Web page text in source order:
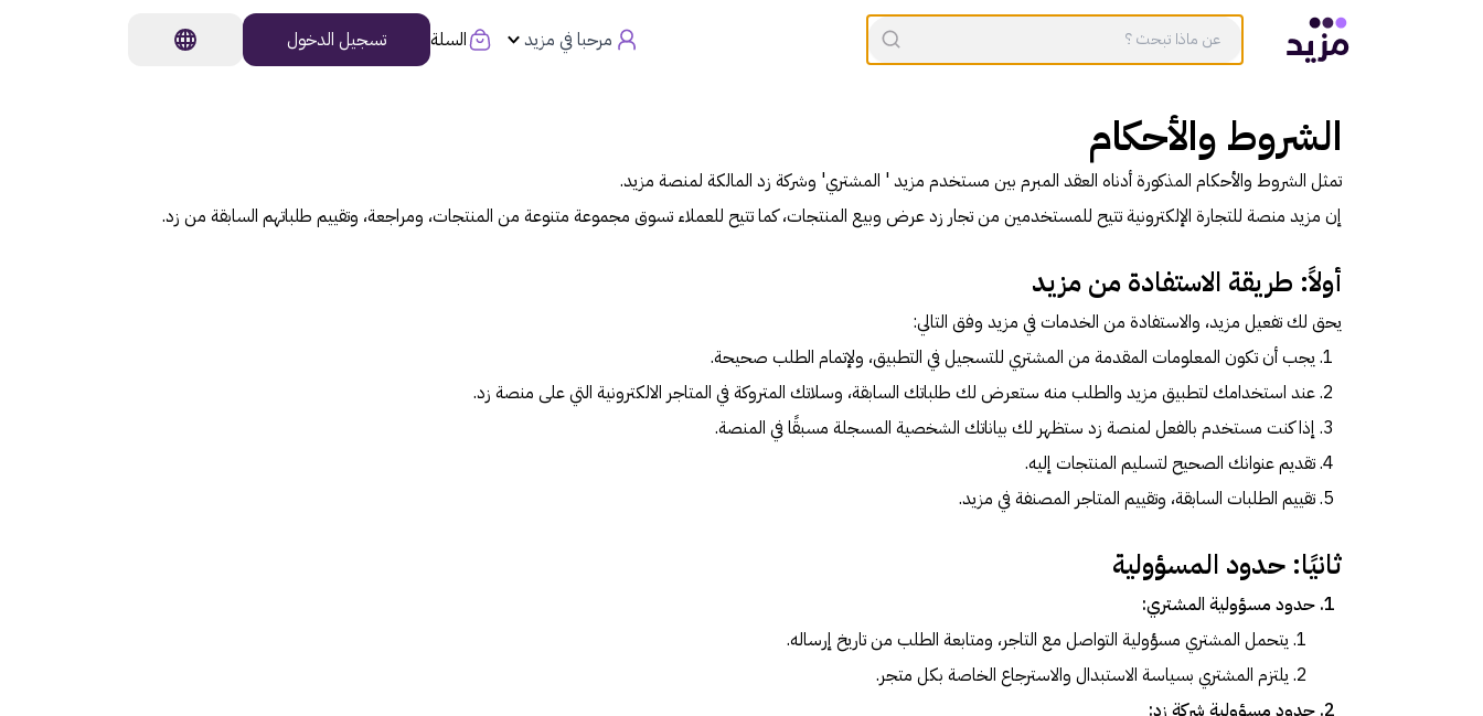
مرحبا في مزيد السلة تسجيل الدخول
الشروط والأحكام
تمثل الشروط والأحكام المذكورة أدناه العقد المبرم بين مستخدم مزيد ' المشتري' وشركة زد المالكة لمنصة مزيد.
إن مزيد منصة للتجارة الإلكترونية تتيح للمستخدمين من تجار زد عرض وبيع المنتجات، كما تتيح للعملاء تسوق مجموعة متنوعة من المنتجات، ومراجعة، وتقييم طلباتهم السابقة من زد.
أولاً: طريقة الاستفادة من مزيد
يحق لك تفعيل مزيد، والاستفادة من الخدمات في مزيد وفق التالي:
يجب أن تكون المعلومات المقدمة من المشتري للتسجيل في التطبيق، ولإتمام الطلب صحيحة.
عند استخدامك لتطبيق مزيد والطلب منه ستعرض لك طلباتك السابقة، وسلاتك المتروكة في المتاجر الالكترونية التي على منصة زد.
إذا كنت مستخدم بالفعل لمنصة زد ستظهر لك بياناتك الشخصية المسجلة مسبقًا في المنصة.
تقديم عنوانك الصحيح لتسليم المنتجات إليه.
تقييم الطلبات السابقة، وتقييم المتاجر المصنفة في مزيد.
ثانيًا: حدود المسؤولية
حدود مسؤولية المشتري:
يتحمل المشتري مسؤولية التواصل مع التاجر، ومتابعة الطلب من تاريخ إرساله.
يلتزم المشتري بسياسة الاستبدال والاسترجاع الخاصة بكل متجر.
حدود مسؤولية شركة زد: